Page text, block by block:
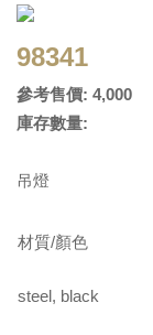
98341
參考售價: 4,000
庫存數量:
吊燈
材質/顏色
steel, black